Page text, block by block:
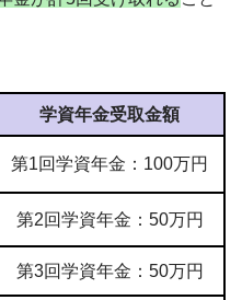
学資年金受取金額
第1回学資年金：100万円
第2回学資年金：50万円
第3回学資年金：50万円